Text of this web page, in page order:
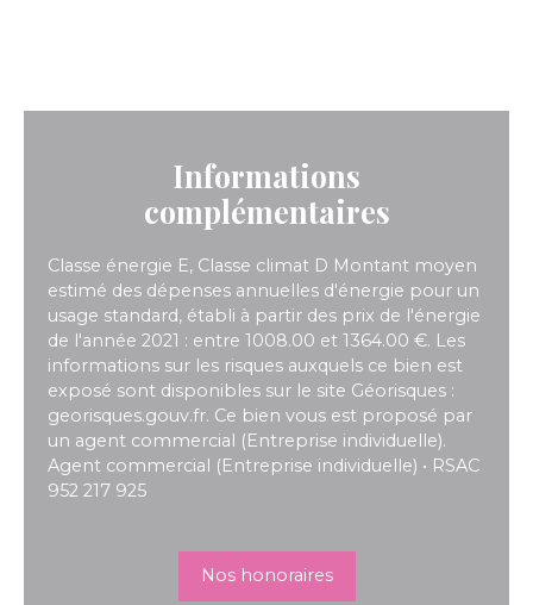
Informations
complémentaires
Classe énergie E, Classe climat D Montant moyen
estimé des dépenses annuelles d'énergie pour un
usage standard, établi à partir des prix de l'énergie
de l'année 2021 : entre 1008.00 et 1364.00 €. Les
informations sur les risques auxquels ce bien est
exposé sont disponibles sur le site Géorisques :
georisques.gouv.fr. Ce bien vous est proposé par
un agent commercial (Entreprise individuelle).
Agent commercial (Entreprise individuelle) • RSAC
952 217 925
Nos honoraires